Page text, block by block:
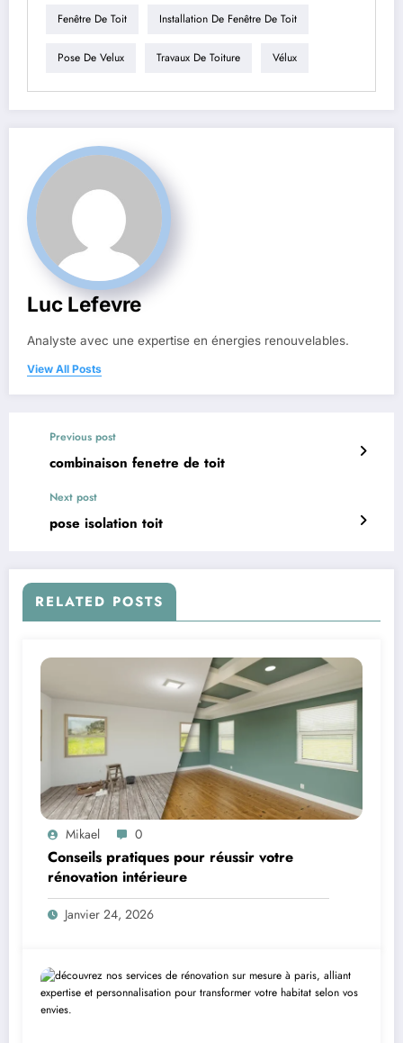
Fenêtre De Toit Installation De Fenêtre De Toit
Pose De Velux Travaux De Toiture Vélux
Luc Lefevre
Analyste avec une expertise en énergies renouvelables.
View All Posts
Previous post
combinaison fenetre de toit
Next post
pose isolation toit
RELATED POSTS
Mikael 0
Conseils pratiques pour réussir votre
rénovation intérieure
Janvier 24, 2026